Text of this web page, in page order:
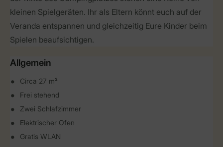
kleinen Spielgeräten. Ihr als Eltern könnt euch auf der
Veranda entspannen und gleichzeitig Eure Kinder beim
Spielen beaufsichtigen.
Allgemein
Circa 27 m²
Frei stehend
Zwei Schlafzimmer
Elektrischer Ofen
Gratis WLAN